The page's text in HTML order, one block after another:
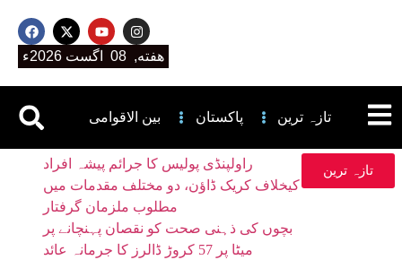
هفته, 08 اگست 2026ء
بین الاقوامی پاکستان تازہ ترین
تازہ ترین
راولپنڈی پولیس کا جرائم پیشہ افراد
کیخلاف کریک ڈاؤن، دو مختلف مقدمات میں
مطلوب ملزمان گرفتار
بچوں کی ذہنی صحت کو نقصان پہنچانے پر
میٹا پر 57 کروڑ ڈالرز کا جرمانہ عائد